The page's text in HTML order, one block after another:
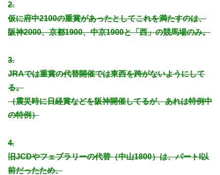
2.
仮に府中2100の重賞があったとしてこれを満たすのは、
阪神2000、京都1900、中京1900と「西」の競馬場のみ。
3.
JRAでは重賞の代替開催では東西を跨がないようにして
る。
（震災時に日経賞などを阪神開催してるが、あれは特例中
の特例）
4.
旧JCDやフェブラリーの代替（中山1800）は、パートI以
前だったため、